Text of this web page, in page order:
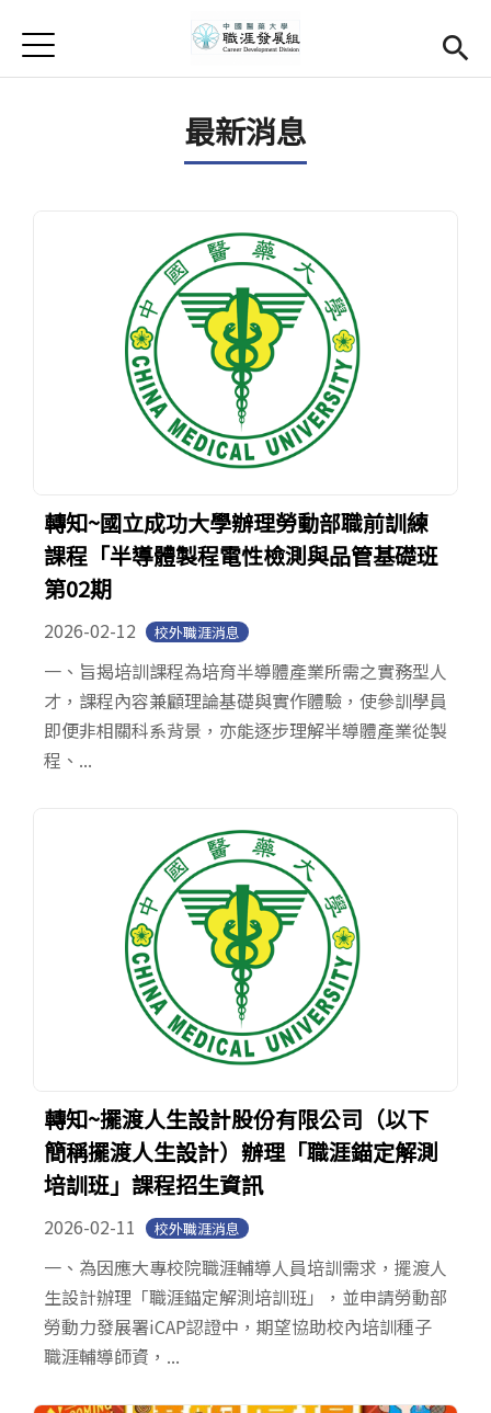
首頁
學務處首頁(link is external)
Open submenu (關於我們)
Open submenu (就業調查)
(link is external)
Jump to Navigation
Jump to Main content
最新消息
轉知~國立成功大學辦理勞動部職前訓練
課程「半導體製程電性檢測與品管基礎班
第02期
2026-02-12 校外職涯消息
一、旨揭培訓課程為培育半導體產業所需之實務型人
才，課程內容兼顧理論基礎與實作體驗，使參訓學員
即便非相關科系背景，亦能逐步理解半導體產業從製
程、...
轉知~擺渡人生設計股份有限公司（以下
簡稱擺渡人生設計）辦理「職涯錨定解測
培訓班」課程招生資訊
2026-02-11 校外職涯消息
一、為因應大專校院職涯輔導人員培訓需求，擺渡人
生設計辦理「職涯錨定解測培訓班」，並申請勞動部
勞動力發展署iCAP認證中，期望協助校內培訓種子
職涯輔導師資，...